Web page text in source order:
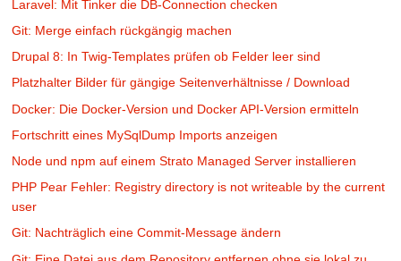
Laravel: Mit Tinker die DB-Connection checken
Git: Merge einfach rückgängig machen
Drupal 8: In Twig-Templates prüfen ob Felder leer sind
Platzhalter Bilder für gängige Seitenverhältnisse / Download
Docker: Die Docker-Version und Docker API-Version ermitteln
Fortschritt eines MySqlDump Imports anzeigen
Node und npm auf einem Strato Managed Server installieren
PHP Pear Fehler: Registry directory is not writeable by the current
user
Git: Nachträglich eine Commit-Message ändern